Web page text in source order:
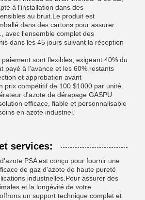
à l'installation dans des
au bruit.Le produit est
dans des cartons pour assurer
avec l'ensemble complet des
dans les 45 jours suivant la réception
sont flexibles, exigeant 40% du
payé à l'avance et les 60% restants
et approbation avant
prix compétitif de 100 $1000 par unité.
d'azote de dérapage GASPU
efficace, fiable et personnalisable
en azote industriel.
services:
PSA est conçu pour fournir une
de gaz d'azote de haute pureté
industrielles.Pour assurer des
et la longévité de votre
un support technique complet et